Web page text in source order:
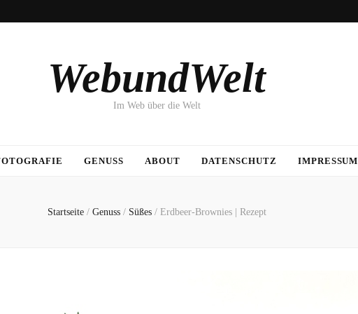
WebundWelt
Im Web über die Welt
GENUSS ABOUT DATENSCHUTZ IMPRESSUM
Startseite / Genuss / Süßes / Erdbeer-Brownies | Rezept